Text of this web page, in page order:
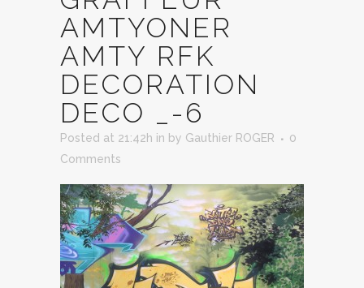
AMTYONER
AMTY RFK
DECORATION
DECO _-6
Posted at 21:42h in by Gauthier ROGER
0
Comments